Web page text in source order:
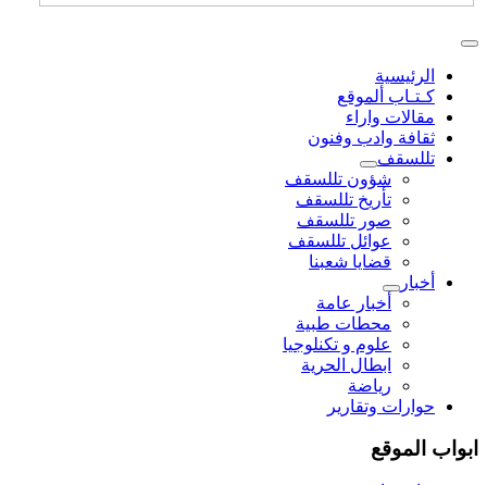
الرئيسية
كـتـاب ألموقع
مقالات واراء
ثقافة وادب وفنون
تللسقف
شؤون تللسقف
تأريخ تللسقف
صور تللسقف
عوائل تللسقف
قضايا شعبنا
أخبار
أخبار عامة
محطات طبية
علوم و تکنلوجیا
ابطال الحرية
رياضة
حوارات وتقارير
ابواب الموقع